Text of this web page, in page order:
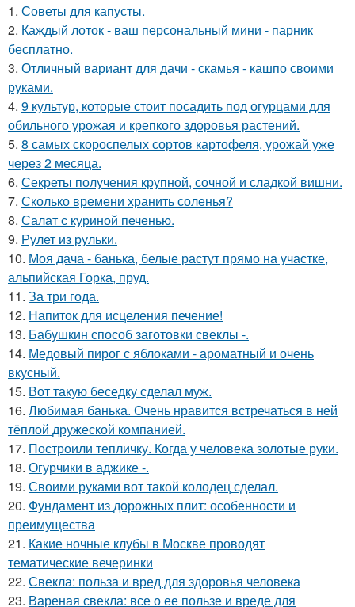
1. Советы для капусты.
2. Каждый лоток - ваш персональный мини - парник
бесплатно.
3. Отличный вариант для дачи - скамья - кашпо своими
руками.
4. 9 культур, которые стоит посадить под огурцами для
обильного урожая и крепкого здоровья растений.
5. 8 самых скороспелых сортов картофеля, урожай уже
через 2 месяца.
6. Секреты получения крупной, сочной и сладкой вишни.
7. Сколько времени хранить соленья?
8. Салат с куриной печенью.
9. Рулет из рульки.
10. Моя дача - банька, белые растут прямо на участке,
альпийская Горка, пруд.
11. За три года.
12. Напиток для исцеления печение!
13. Бабушкин способ заготовки свеклы -.
14. Медовый пирог с яблоками - ароматный и очень
вкусный.
15. Вот такую беседку сделал муж.
16. Любимая банька. Очень нравится встречаться в ней
тёплой дружеской компанией.
17. Построили тепличку. Когда у человека золотые руки.
18. Огурчики в аджике -.
19. Своими руками вот такой колодец сделал.
20. Фундамент из дорожных плит: особенности и
преимущества
21. Какие ночные клубы в Москве проводят
тематические вечеринки
22. Свекла: польза и вред для здоровья человека
23. Вареная свекла: все о ее пользе и вреде для